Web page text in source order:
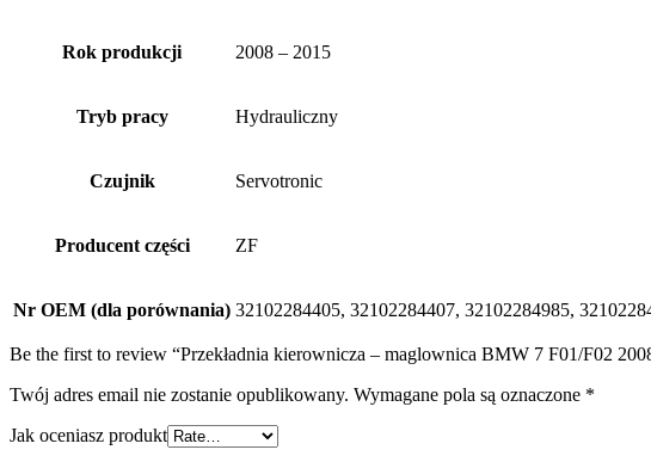
Rok produkcji 2008 – 2015
Tryb pracy Hydrauliczny
Czujnik Servotronic
Producent części ZF
Nr OEM (dla porównania) 32102284405, 32102284407, 32102284985,
Be the first to review “Przekładnia kierownicza – maglownica BMW 7 F01/F02
Twój adres email nie zostanie opublikowany. Wymagane pola są oznaczone *
Jak oceniasz produkt